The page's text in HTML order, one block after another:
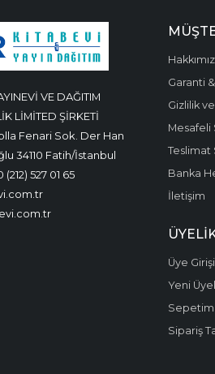
VE DAĞITIM
LİMİTED ŞİRKETİ
Fenari Sok. Der Han
34110 Fatih/İstanbul
(212) 527 01 65
Garanti
Gizlilik
Mesafeli
Teslimat
Banka
İletişim
Üye Girişi
Yeni
Sepetim
Sipariş